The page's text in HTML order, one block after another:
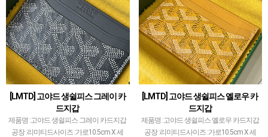
[LMTD] 고야드 생쉴피스 그레이 카
드지갑
제품명 :고야드 생쉴피스 그레이 카드지갑
공장 :리미티드사이즈 :가로10.5cm X 세
[LMTD] 고야드 생쉴피스 옐로우 카
드지갑
제품명 :고야드 생쉴피스 옐로우 카드지갑
공장 :리미티드사이즈 :가로10.5cm X 세